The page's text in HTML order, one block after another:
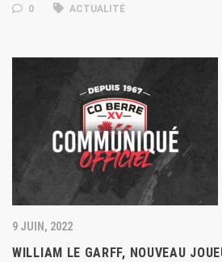
0 ACTUALITÉ
9 JUIN, 2022
WILLIAM LE GARFF, NOUVEAU